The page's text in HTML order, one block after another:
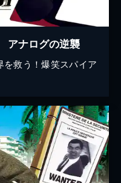
アナログの逆襲
救う！爆笑スパイア